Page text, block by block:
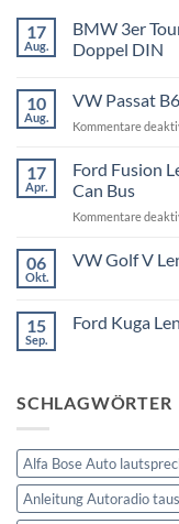
17
Aug.
BMW 3er
Doppel DIN
zu
3er
Radio
Tausch
1
DIN
DIN
10
Aug.
VW Passat
Kommentare
17
Apr.
Ford Fusion
Can Bus
Kommentare
06
Okt.
VW Golf V
VW
15
Sep.
Ford Kuga
Kuga
SCHLAGWÖRTER
Alfa Bose Auto
Anleitung Autoradio